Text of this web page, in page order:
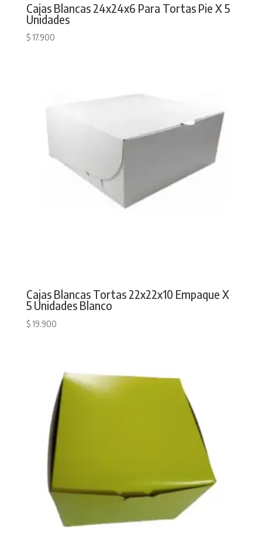
Cajas Blancas 24x24x6 Para Tortas Pie X 5
Unidades
$17.900
Cajas Blancas Tortas 22x22x10 Empaque X
5 Unidades Blanco
$19.900